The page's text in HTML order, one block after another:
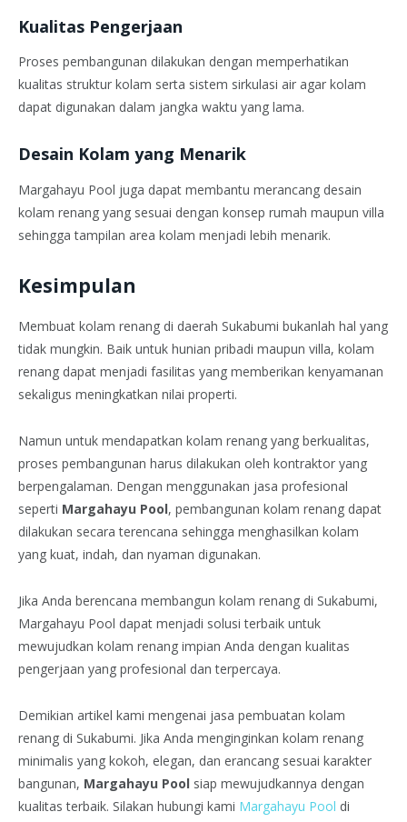
Kualitas Pengerjaan
Proses pembangunan dilakukan dengan memperhatikan
kualitas struktur kolam serta sistem sirkulasi air agar kolam
dapat digunakan dalam jangka waktu yang lama.
Desain Kolam yang Menarik
Margahayu Pool juga dapat membantu merancang desain
kolam renang yang sesuai dengan konsep rumah maupun villa
sehingga tampilan area kolam menjadi lebih menarik.
Kesimpulan
Membuat kolam renang di daerah Sukabumi bukanlah hal yang
tidak mungkin. Baik untuk hunian pribadi maupun villa, kolam
renang dapat menjadi fasilitas yang memberikan kenyamanan
sekaligus meningkatkan nilai properti.
Namun untuk mendapatkan kolam renang yang berkualitas,
proses pembangunan harus dilakukan oleh kontraktor yang
berpengalaman. Dengan menggunakan jasa profesional
seperti Margahayu Pool, pembangunan kolam renang dapat
dilakukan secara terencana sehingga menghasilkan kolam
yang kuat, indah, dan nyaman digunakan.
Jika Anda berencana membangun kolam renang di Sukabumi,
Margahayu Pool dapat menjadi solusi terbaik untuk
mewujudkan kolam renang impian Anda dengan kualitas
pengerjaan yang profesional dan terpercaya.
Demikian artikel kami mengenai jasa pembuatan kolam
renang di Sukabumi. Jika Anda menginginkan kolam renang
minimalis yang kokoh, elegan, dan erancang sesuai karakter
bangunan, Margahayu Pool siap mewujudkannya dengan
kualitas terbaik. Silakan hubungi kami Margahayu Pool di